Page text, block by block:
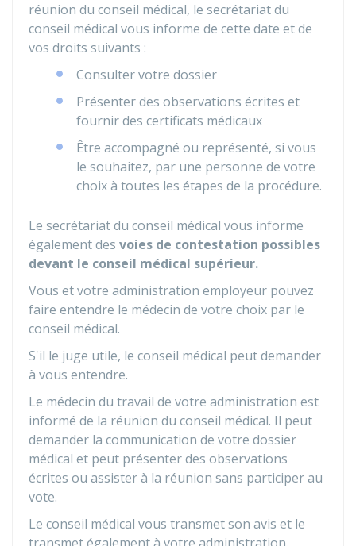
réunion du conseil médical, le secrétariat du
conseil médical vous informe de cette date et de
vos droits suivants :
Consulter votre dossier
Présenter des observations écrites et
fournir des certificats médicaux
Être accompagné ou représenté, si vous
le souhaitez, par une personne de votre
choix à toutes les étapes de la procédure.
Le secrétariat du conseil médical vous informe
également des voies de contestation possibles
devant le conseil médical supérieur.
Vous et votre administration employeur pouvez
faire entendre le médecin de votre choix par le
conseil médical.
S'il le juge utile, le conseil médical peut demander
à vous entendre.
Le médecin du travail de votre administration est
informé de la réunion du conseil médical. Il peut
demander la communication de votre dossier
médical et peut présenter des observations
écrites ou assister à la réunion sans participer au
vote.
Le conseil médical vous transmet son avis et le